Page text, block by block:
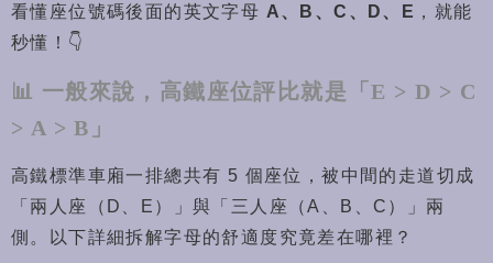
看懂座位號碼後面的英文字母 A、B、C、D、E ，就能
秒懂！👇
📊 一般來說，高鐵座位評比就是「E > D > C
> A > B」
高鐵標準車廂一排總共有 5 個座位，被中間的走道切成
「兩人座（D、E）」與「三人座（A、B、C）」兩
側。以下詳細拆解字母的舒適度究竟差在哪裡？